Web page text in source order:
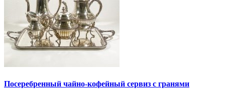
Посеребренный чайно-кофейный сервиз с гранями